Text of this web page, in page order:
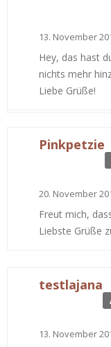
13. November
Hey, das hast
nichts mehr
Liebe Grüße!
Pinkpetzie
20. November
Freut mich,
Liebste Grüße
testlajana
13. November